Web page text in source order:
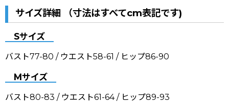
サイズ詳細 （寸法はすべてcm表記です)
Sサイズ
バスト77-80 / ウエスト58-61 / ヒップ86-90
Mサイズ
バスト80-83 / ウエスト61-64 / ヒップ89-93